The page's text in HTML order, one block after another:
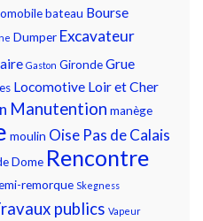
bateau Bourse
Dumper Excavateur
Gaston GirondeGrue
Locomotive Loir et Cher
Manutention manège
moulin Oise Pas de Calais
Dome Rencontre
remorque Skegness
publics Vapeur